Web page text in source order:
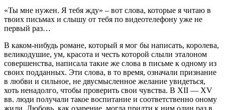
«Ты мне нужен. Я тебя жду» – вот слова, которые я читаю в
твоих письмах и слышу от тебя по видеотелефону уже не
первый раз…
В каком-нибудь романе, который я мог бы написать, королева,
великодушие, ум, красота и честь которой слыли эталоном
совершенства, написала такие же слова в письме к одному из
своих подданных. Эти слова, в то время, означали признание
в любви и сильное, не двусмысленное желание увидеться,
хоть ненадолго, чтобы проверить свои чувства. В XII — XV
вв. люди получали такое воспитание и соответственно оному
жили. Любовь, как озарение, могла придти к ним один раз в